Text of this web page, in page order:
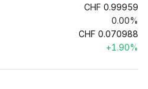
CHF 0.99959
0.00%
CHF 0.070988
+1.90%